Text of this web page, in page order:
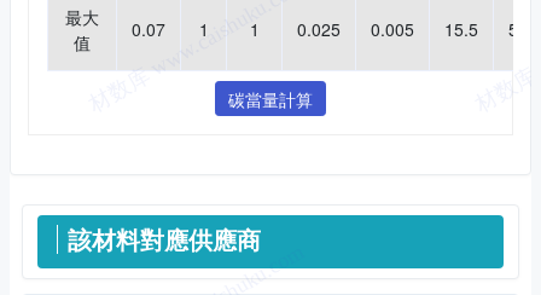
最大
值
0.07 1 1 0.025 0.005 15.5 5.5
碳當量計算
供應信息
該材料對應供應商